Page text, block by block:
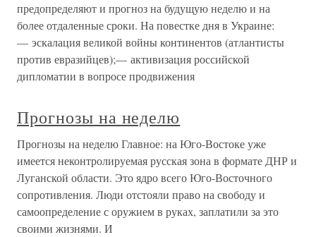
предопределяют и прогноз на будущую неделю и на
более отдаленные сроки. На повестке дня в Украине:
— эскалация великой войны континентов (атлантисты
против евразийцев);— активизация российской
дипломатии в вопросе продвижения
Прогнозы на неделю
Прогнозы на неделю Главное: на Юго-Востоке уже
имеется неконтролируемая русская зона в формате ДНР и
Луганской области. Это ядро всего Юго-Восточного
сопротивления. Люди отстояли право на свободу и
самоопределение с оружием в руках, заплатили за это
своими жизнями. И